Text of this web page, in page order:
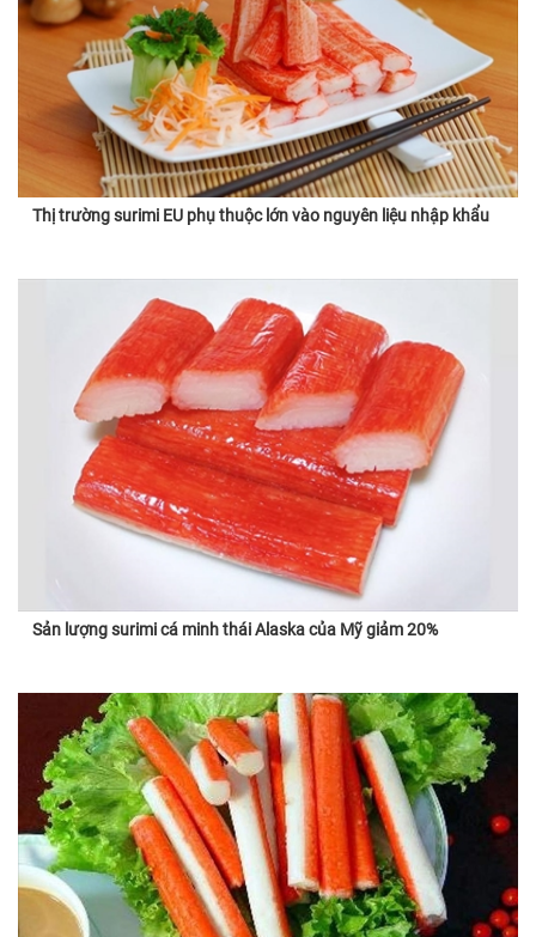
Thị trường surimi EU phụ thuộc lớn vào nguyên liệu nhập khẩu
Sản lượng surimi cá minh thái Alaska của Mỹ giảm 20%